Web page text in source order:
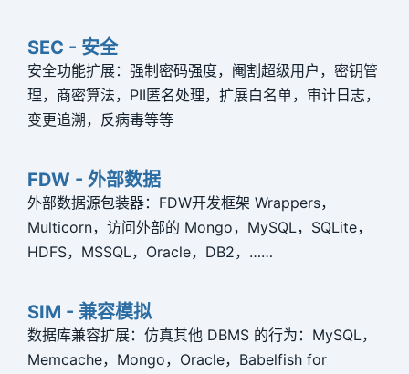
SEC - 安全
安全功能扩展：强制密码强度，阉割超级用户，密钥管
理，商密算法，PII匿名处理，扩展白名单，审计日志，
变更追溯，反病毒等等
FDW - 外部数据
外部数据源包装器：FDW开发框架 Wrappers，
Multicorn，访问外部的 Mongo，MySQL，SQLite，
HDFS，MSSQL，Oracle，DB2，……
SIM - 兼容模拟
数据库兼容扩展：仿真其他 DBMS 的行为：MySQL，
Memcache，Mongo，Oracle，Babelfish for